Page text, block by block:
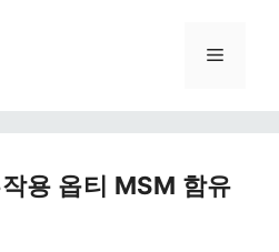
Menu
용 옵티 MSM 함유